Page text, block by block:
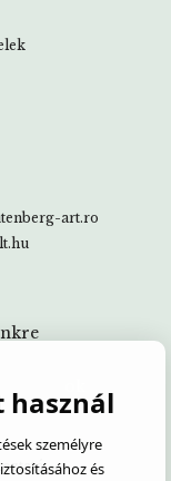
art.ro
használ
személyre
és